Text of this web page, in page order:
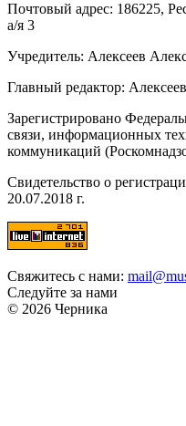
Почтовый адрес: 186225,
а/я 3
Учредитель: Алексеев
Главный редактор:
Зарегистрировано
связи, информационных
коммуникаций
Свидетельство о
20.07.2018 г.
Свяжитесь с нами:
Следуйте за нами
© 2026 Черника